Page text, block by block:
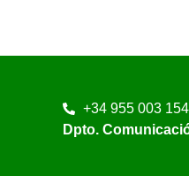
+34 955 003 154
Dpto.